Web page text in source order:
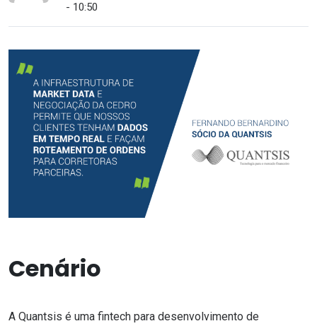
- 10:50
Cenário
A Quantsis é uma fintech para desenvolvimento de